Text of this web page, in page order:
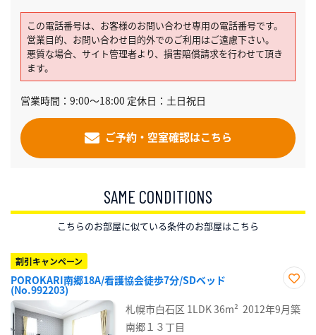
この電話番号は、お客様のお問い合わせ専用の電話番号です。
営業目的、お問い合わせ目的外でのご利用はご遠慮下さい。
悪質な場合、サイト管理者より、損害賠償請求を行わせて頂き
ます。
営業時間：9:00～18:00 定休日：土日祝日
ご予約・空室確認はこちら
SAME CONDITIONS
こちらのお部屋に似ている条件のお部屋はこちら
割引キャンペーン
POROKARI南郷18A/看護協会徒歩7分/SDベッド
(No.992203)
に入
り登
札幌市白石区 1LDK36m² 2012年9月築
南郷１３丁目